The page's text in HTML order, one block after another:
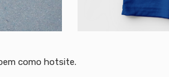
como hotsite.